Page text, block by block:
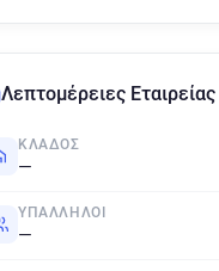
Λεπτομέρειες Εταιρείας
ΚΛΆΔΟΣ
—
ΥΠΆΛΛΗΛΟΙ
—